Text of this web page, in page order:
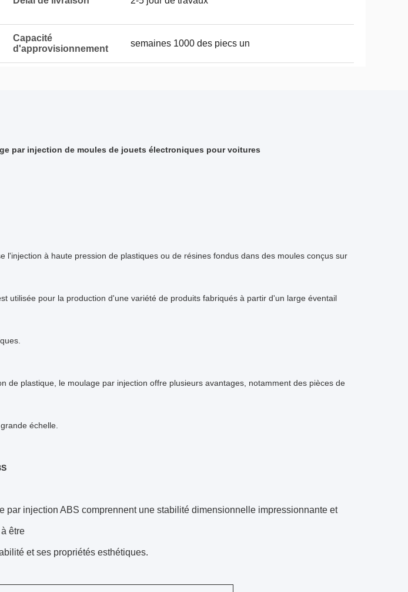
Capacité
d'approvisionnement
semaines 1000 des piecs un
par injection de moules de jouets électroniques pour voitures
l'injection à haute pression de plastiques ou de résines fondus dans des moules conçus sur
utilisée pour la production d'une variété de produits fabriqués à partir d'un large éventail
de plastique, le moulage par injection offre plusieurs avantages, notamment des pièces de
échelle.
par injection ABS comprennent une stabilité dimensionnelle impressionnante et
être
et ses propriétés esthétiques.